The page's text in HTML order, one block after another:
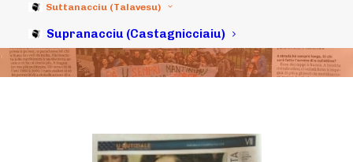
Suttanacciu (Talavesu)
Supranacciu (Castagnicciaiu)